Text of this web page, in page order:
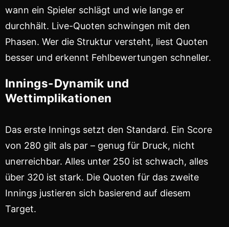
wann ein Spieler schlägt und wie lange er
durchhält. Live-Quoten schwingen mit den
Phasen. Wer die Struktur versteht, liest Quoten
besser und erkennt Fehlbewertungen schneller.
Innings-Dynamik und
Wettimplikationen
Das erste Innings setzt den Standard. Ein Score
von 280 gilt als par – genug für Druck, nicht
unerreichbar. Alles unter 250 ist schwach, alles
über 320 ist stark. Die Quoten für das zweite
Innings justieren sich basierend auf diesem
Target.